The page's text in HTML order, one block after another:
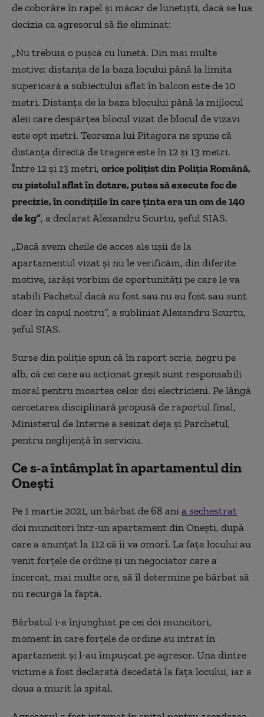
de coborâre în rapel și măcar de lunetiști, dacă se lua
decizia ca agresorul să fie eliminat:
„Nu trebuia o pușcă cu lunetă. Din mai multe
motive: distanța de la baza locului până la limita
superioară a subiectului aflat în balcon este de 10
metri. Distanța de la baza blocului până la mijlocul
aleii care despărțea blocul vizat de blocul de vizavi
este opt metri. Teorema lui Pitagora ne spune că
distanța directă de tragere este în 12 și 13 metri.
Între 12 și 13 metri, orice polițist din Poliția Română,
cu pistolul aflat în dotare, putea să execute foc de
precizie, în condițiile în care ținta era un om de 140
de kg”, a declarat Alexandru Scurtu, șeful SIAS.
„Dacă avem cheile de acces ale ușii de la
apartamentul vizat și nu le verificăm, din diferite
motive, iarăși vorbim de oportunități pe care le va
stabili Pachetul dacă au fost sau nu au fost sau sunt
doar în capul nostru”, a subliniat Alexandru Scurtu,
șeful SIAS.
Surse din poliție spun că în raport scrie, negru pe
alb, că cei care au acționat greșit sunt responsabili
moral pentru moartea celor doi electricieni. Pe lângă
cercetarea disciplinară propusă de raportul final,
Ministerul de Interne a sesizat deja și Parchetul,
pentru neglijență în serviciu.
Ce s-a întâmplat în apartamentul din
Onești
Pe 1 martie 2021, un bărbat de 68 ania sechestrat
doi muncitori într-un apartament din Oneşti, după
care a anunţat la 112 că îi va omorî. La faţa locului au
venit forţele de ordine şi un negociator care a
încercat, mai multe ore, să îl determine pe bărbat să
nu recurgă la faptă.
Bărbatul i-a înjunghiat pe cei doi muncitori,
moment în care forţele de ordine au intrat în
apartament şi l-au împuşcat pe agresor. Una dintre
victime a fost declarată decedată la faţa locului, iar a
doua a murit la spital.